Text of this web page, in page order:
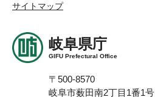
サイトマップ
岐阜県庁
GIFU Prefectural Office
〒500-8570
岐阜市薮田南2丁目1番1号